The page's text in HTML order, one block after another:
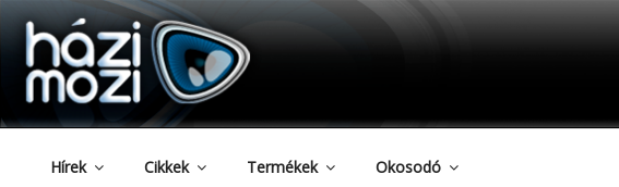
Tartalomhoz
HAZIMOZI
Hírek Cikkek Termékek Okosodó